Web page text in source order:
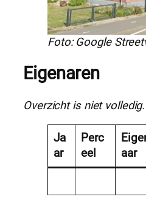
Foto: Google
Eigenaren
Overzicht is niet volledig.
Ja
ar
Perc
eel
aar